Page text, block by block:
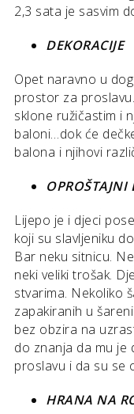
2,3 sata je sasvim
DEKORACIJE
Opet naravno u
prostor za
sklone ružičastim i
baloni…dok će
balona i njihovi
Lijepo je i djeci
koji su slavljeniku
Bar neku sitnicu.
neki veliki trošak.
stvarima. Nekoliko
zapakiranih u
bez obzira na
do znanja da mu je
proslavu i da su se
HRANA NA